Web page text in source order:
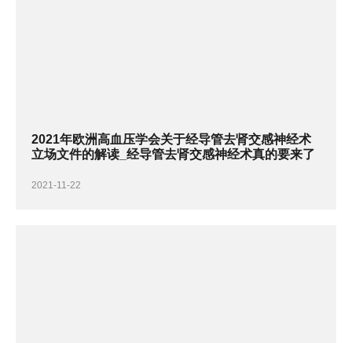
2021年欧洲高血压学会关于经导管去肾交感神经术
立场文件的解读_经导管去肾交感神经术真的要来了
2021-11-22